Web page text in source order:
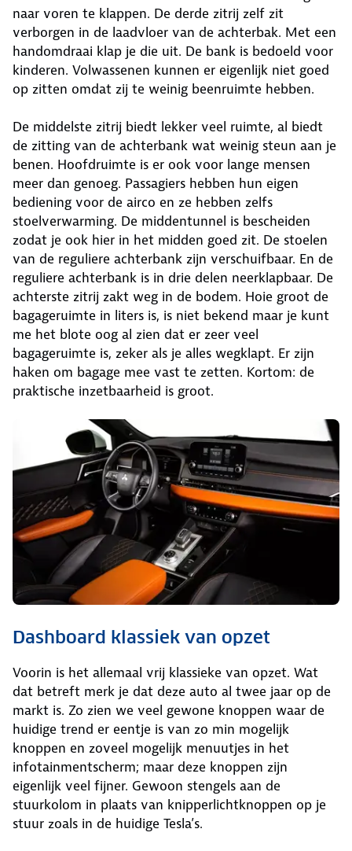
naar voren te klappen. De derde zitrij zelf zit
verborgen in de laadvloer van de achterbak. Met een
handomdraai klap je die uit. De bank is bedoeld voor
kinderen. Volwassenen kunnen er eigenlijk niet goed
op zitten omdat zij te weinig beenruimte hebben.
De middelste zitrij biedt lekker veel ruimte, al biedt
de zitting van de achterbank wat weinig steun aan je
benen. Hoofdruimte is er ook voor lange mensen
meer dan genoeg. Passagiers hebben hun eigen
bediening voor de airco en ze hebben zelfs
stoelverwarming. De middentunnel is bescheiden
zodat je ook hier in het midden goed zit. De stoelen
van de reguliere achterbank zijn verschuifbaar. En de
reguliere achterbank is in drie delen neerklapbaar. De
achterste zitrij zakt weg in de bodem. Hoie groot de
bagageruimte in liters is, is niet bekend maar je kunt
me het blote oog al zien dat er zeer veel
bagageruimte is, zeker als je alles wegklapt. Er zijn
haken om bagage mee vast te zetten. Kortom: de
praktische inzetbaarheid is groot.
Dashboard klassiek van opzet
Voorin is het allemaal vrij klassieke van opzet. Wat
dat betreft merk je dat deze auto al twee jaar op de
markt is. Zo zien we veel gewone knoppen waar de
huidige trend er eentje is van zo min mogelijk
knoppen en zoveel mogelijk menuutjes in het
infotainmentscherm; maar deze knoppen zijn
eigenlijk veel fijner. Gewoon stengels aan de
stuurkolom in plaats van knipperlichtknoppen op je
stuur zoals in de huidige Tesla’s.